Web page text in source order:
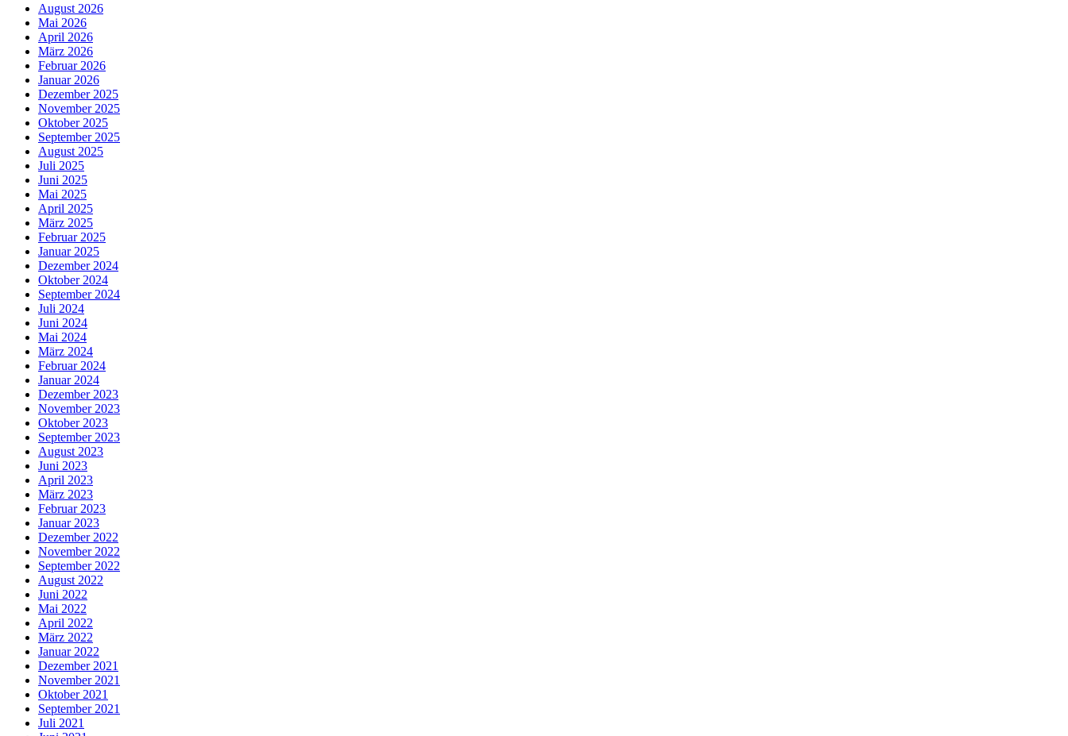
August 2026
Mai 2026
April 2026
März 2026
Februar 2026
Januar 2026
Dezember 2025
November 2025
Oktober 2025
September 2025
August 2025
Juli 2025
Juni 2025
Mai 2025
April 2025
März 2025
Februar 2025
Januar 2025
Dezember 2024
Oktober 2024
September 2024
Juli 2024
Juni 2024
Mai 2024
März 2024
Februar 2024
Januar 2024
Dezember 2023
November 2023
Oktober 2023
September 2023
August 2023
Juni 2023
April 2023
März 2023
Februar 2023
Januar 2023
Dezember 2022
November 2022
September 2022
August 2022
Juni 2022
Mai 2022
April 2022
März 2022
Januar 2022
Dezember 2021
November 2021
Oktober 2021
September 2021
Juli 2021